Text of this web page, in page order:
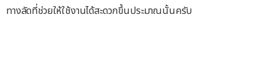
ทางลัดที่ช่วยให้ใช้งานได้สะดวกขึ้นประมาณนั้นครับ